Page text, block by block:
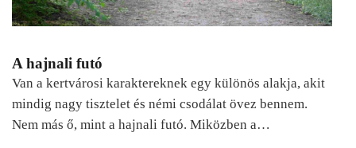
A hajnali futó
Van a kertvárosi karaktereknek egy különös alakja, akit
mindig nagy tisztelet és némi csodálat övez bennem.
Nem más ő, mint a hajnali futó. Miközben a…